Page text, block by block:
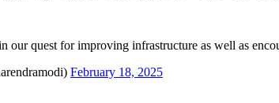
our quest for improving infrastructure as well as
February 18, 2025